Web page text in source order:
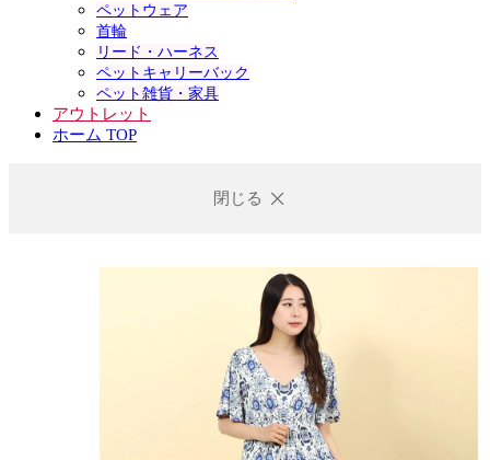
ペットウェア
首輪
リード・ハーネス
ペットキャリーバック
ペット雑貨・家具
アウトレット
ホーム TOP
閉じる